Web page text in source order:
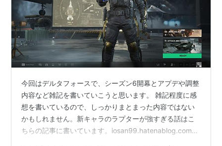
今回はデルタフォースで、シーズン6開幕とアプデや調整
内容など雑記を書いていこうと思います。 雑記程度に感
想を書いているので、しっかりまとまった内容ではない
かもしれません。新キャラのラプターが強すぎる話はこ
ちらの記事に書いています。iosan99.hatenablog.comま